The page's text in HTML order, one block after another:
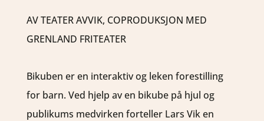
AV TEATER AVVIK, COPRODUKSJON MED
GRENLAND FRITEATER
Bikuben er en interaktiv og leken forestilling
for barn. Ved hjelp av en bikube på hjul og
publikums medvirken forteller Lars Vik en